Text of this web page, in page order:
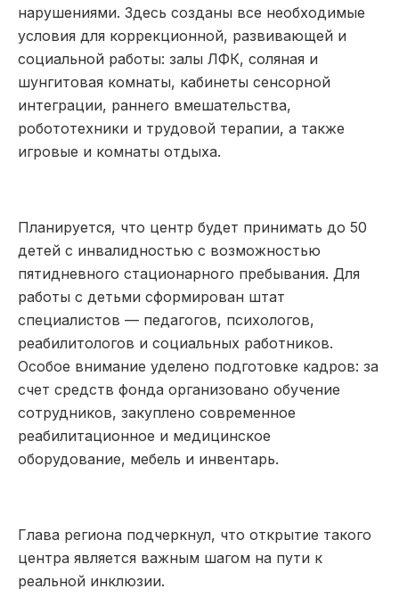
нарушениями. Здесь созданы все необходимые
условия для коррекционной, развивающей и
социальной работы: залы ЛФК, соляная и
шунгитовая комнаты, кабинеты сенсорной
интеграции, раннего вмешательства,
робототехники и трудовой терапии, а также
игровые и комнаты отдыха.
Планируется, что центр будет принимать до 50
детей с инвалидностью с возможностью
пятидневного стационарного пребывания. Для
работы с детьми сформирован штат
специалистов — педагогов, психологов,
реабилитологов и социальных работников.
Особое внимание уделено подготовке кадров: за
счет средств фонда организовано обучение
сотрудников, закуплено современное
реабилитационное и медицинское
оборудование, мебель и инвентарь.
Глава региона подчеркнул, что открытие такого
центра является важным шагом на пути к
реальной инклюзии.